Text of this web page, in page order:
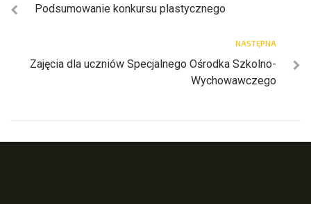
Podsumowanie konkursu plastycznego
NASTĘPNA
Zajęcia dla uczniów Specjalnego Ośrodka Szkolno-
Wychowawczego